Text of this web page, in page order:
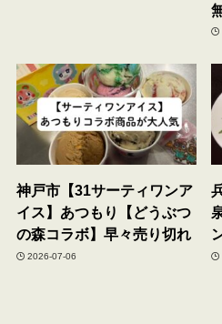
神戸市【31サーティワンア
イス】あつもり【どうぶつ
の森コラボ】早々売り切れ
2026-07-06